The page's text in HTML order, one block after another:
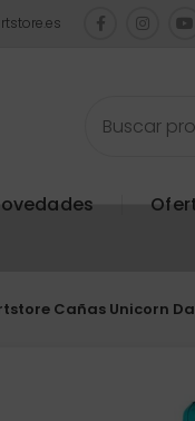
Cañas Unicorn